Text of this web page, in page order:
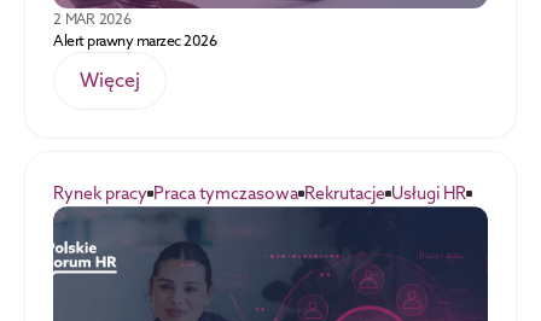
2 MAR 2026
Alert prawny marzec 2026
Więcej
Rynek pracy Praca tymczasowa Rekrutacje Usługi HR